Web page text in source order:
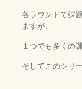
各ラウンドで課
ますが、
１つでも多くの
そしてこのシリ